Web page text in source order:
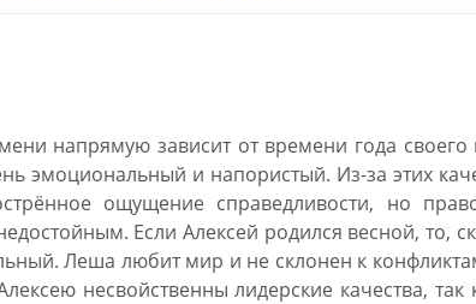
напрямую зависит от времени года
эмоциональный и напористый. Из-за этих
ощущение справедливости, но
Если Алексей родился весной, то,
Леша любит мир и не склонен к
несвойственны лидерские качества,